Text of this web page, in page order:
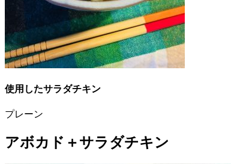
使用したサラダチキン
プレーン
アボカド＋サラダチキン